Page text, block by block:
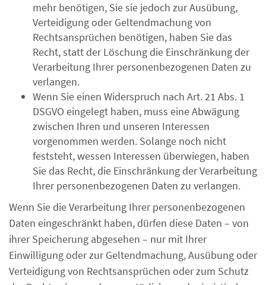
mehr benötigen, Sie sie jedoch zur Ausübung,
Verteidigung oder Geltendmachung von
Rechtsansprüchen benötigen, haben Sie das
Recht, statt der Löschung die Einschränkung der
Verarbeitung Ihrer personenbezogenen Daten zu
verlangen.
Wenn Sie einen Widerspruch nach Art. 21 Abs. 1
DSGVO eingelegt haben, muss eine Abwägung
zwischen Ihren und unseren Interessen
vorgenommen werden. Solange noch nicht
feststeht, wessen Interessen überwiegen, haben
Sie das Recht, die Einschränkung der Verarbeitung
Ihrer personenbezogenen Daten zu verlangen.
Wenn Sie die Verarbeitung Ihrer personenbezogenen
Daten eingeschränkt haben, dürfen diese Daten – von
ihrer Speicherung abgesehen – nur mit Ihrer
Einwilligung oder zur Geltendmachung, Ausübung oder
Verteidigung von Rechtsansprüchen oder zum Schutz